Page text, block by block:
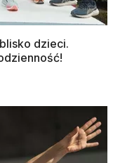
dzieci.